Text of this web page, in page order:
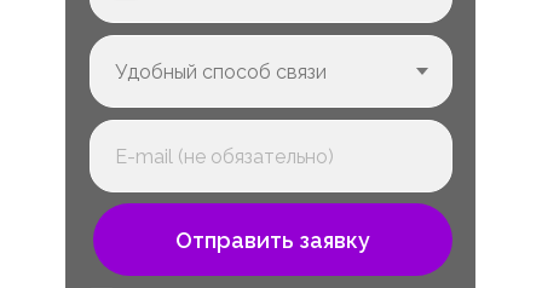
Отправить заявку